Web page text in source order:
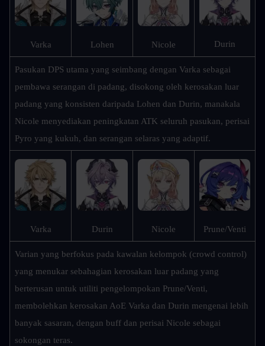
Varka Lohen Nicole Durin
Pasukan DPS utama yang seimbang dengan Varka sebagai
pembawa serangan di padang, disokong oleh kerosakan luar
padang yang konsisten daripada Lohen dan Durin, manakala
Nicole menyediakan peningkatan ATK seluruh pasukan, perisai
Pyro yang kukuh, dan serangan selaras yang adaptif.
Varka Durin Nicole Prune/Venti
Varian yang berfokus pada kawalan kelompok (crowd control)
yang menukar sebahagian kerosakan luar padang yang
berterusan untuk utiliti pengelompokan Prune/Venti,
membolehkan kerosakan AoE Varka dan Durin mengenai lebih
banyak sasaran, dengan buff dan perisai Nicole sebagai
sokongan teras.